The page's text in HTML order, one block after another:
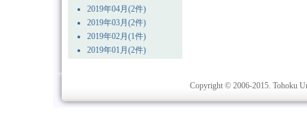
2019年04月(2件)
2019年03月(2件)
2019年02月(1件)
2019年01月(2件)
Copyright © 2006-2015. Tohoku